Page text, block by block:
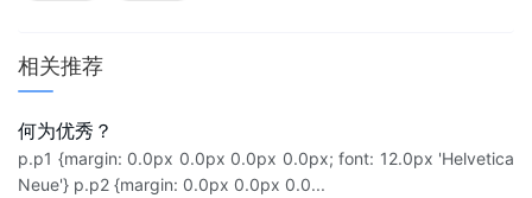
相关推荐
何为优秀？
p.p1 {margin: 0.0px 0.0px 0.0px 0.0px; font: 12.0px 'Helvetica
Neue'} p.p2 {margin: 0.0px 0.0px 0.0...